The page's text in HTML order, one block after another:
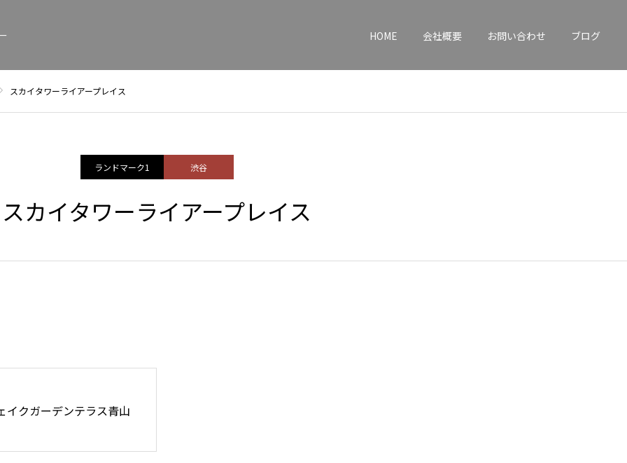
HOME 会社概要 お問い合わせ ブログ
スカイタワーライアープレイス
ランドマーク1 渋谷
スカイタワーライアープレイス
イクガーデンテラス青山